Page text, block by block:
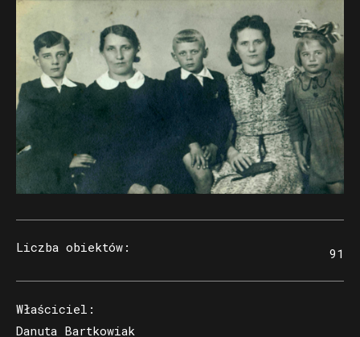
Liczba obiektów : 91
Właściciel :
Danuta Bartkowiak